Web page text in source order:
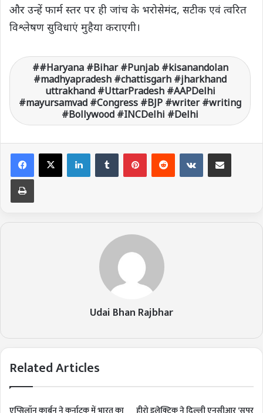
और उन्हें फार्म स्तर पर ही जांच के भरोसेमंद, सटीक एवं त्वरित
विश्लेषण सुविधाएं मुहैया कराएगी।
#Haryana #Bihar #Punjab #kisanandolan
#madhyapradesh #chattisgarh #jharkhand
uttrakhand #UttarPradesh #AAPDelhi
#mayursamvad #Congress #BJP #writer #writing
#Bollywood #INCDelhi #Delhi
LinkedIn VKontakte
Udai Bhan Rajbhar
Related Articles
एप्सिलॉन कार्बन ने कर्नाटक में भारत का
हीरो इलेक्ट्रिक ने दिल्ली एनसीआर ‘सुपर